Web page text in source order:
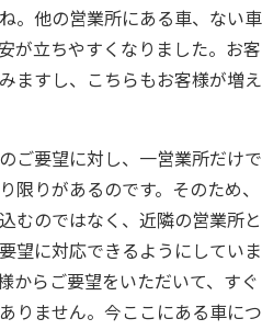
。他の営業所にある車、ない車
が立ちやすくなりました。お客
ますし、こちらもお客様が増え
ご要望に対し、一営業所だけで
限りがあるのです。そのため、
むのではなく、近隣の営業所と
望に対応できるようにしていま
からご要望をいただいて、すぐ
りません。今ここにある車につ